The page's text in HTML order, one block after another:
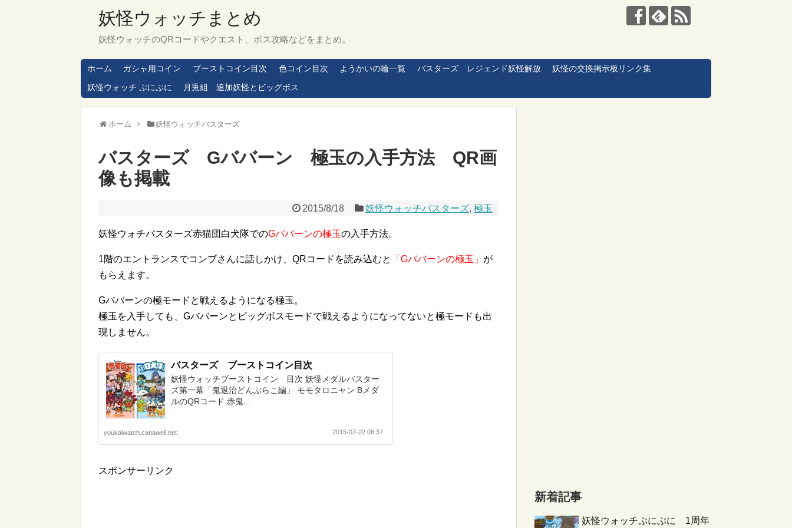
妖怪ウォッチまとめ
妖怪ウォッチのQRコードやクエスト、ボス攻略などをまとめ。
ホーム ガシャ用コイン ブーストコイン目次 色コイン目次 ようかいの輪一覧 バスターズ レジェンド妖怪解放
妖怪の交換掲示板リンク集
妖怪ウォッチ ぷにぷに
月兎組 追加妖怪とビッグボス
ホーム 妖怪ウォッチバスターズ
バスターズ Gババーン 極玉の入手方法 QR画
像も掲載
2015/8/18 妖怪ウォッチバスターズ, 極玉
妖怪ウォチバスターズ赤猫団白犬隊でのGババーンの極玉の入手方法。
1階のエントランスでコンブさんに話しかけ、QRコードを読み込むと 「Gババーンの極玉」 が
もらえます。
Gババーンの極モードと戦えるようになる極玉。
極玉を入手しても、Gババーンとビッグボスモードで戦えるようになってないと極モードも出
現しません。
バスターズ ブーストコイン目次
妖怪ウォッチブーストコイン 目次 妖怪メダルバスター
ズ第一幕「鬼退治どんぶらこ編」 モモタロニャン Bメダ
ルのQRコード 赤鬼...
youkaiwatch.canawell.net 2015-07-22 08:37
スポンサーリンク
新着記事
妖怪ウォッチぷにぷに 1周年